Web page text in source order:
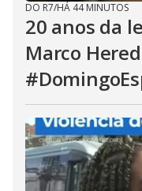
DO R7/HÁ 44 MINUTOS
20 anos da
Marco